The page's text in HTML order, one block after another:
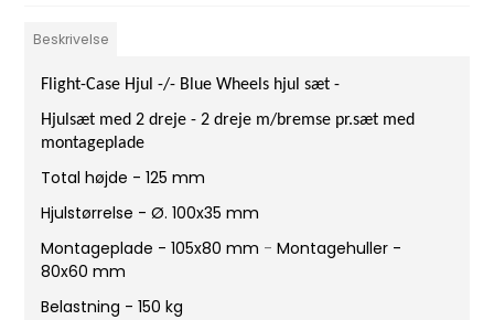
Beskrivelse
Flight-Case Hjul -/- Blue Wheels hjul sæt -
Hjulsæt med 2 dreje - 2 dreje m/bremse pr.sæt med
montageplade
Total højde - 125 mm
Hjulstørrelse - Ø. 100x35 mm
Montageplade - 105x80 mm - Montagehuller -
80x60 mm
Belastning - 150 kg